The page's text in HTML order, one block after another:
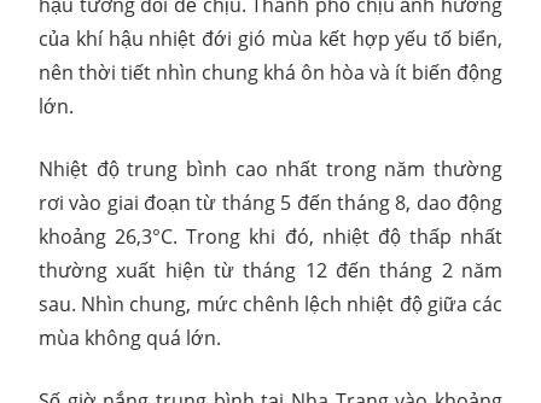
của khí hậu nhiệt đới gió mùa kết hợp yếu tố biển,
nên thời tiết nhìn chung khá ôn hòa và ít biến động
lớn.
Nhiệt độ trung bình cao nhất trong năm thường
rơi vào giai đoạn từ tháng 5 đến tháng 8, dao động
khoảng 26,3°C. Trong khi đó, nhiệt độ thấp nhất
thường xuất hiện từ tháng 12 đến tháng 2 năm
sau. Nhìn chung, mức chênh lệch nhiệt độ giữa các
mùa không quá lớn.